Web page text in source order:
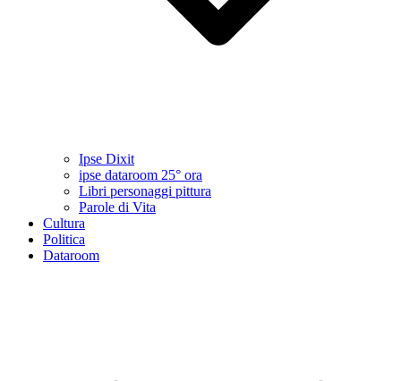
Ipse Dixit
ipse dataroom 25° ora
Libri personaggi pittura
Parole di Vita
Cultura
Politica
Dataroom